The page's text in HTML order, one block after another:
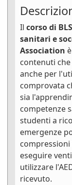
Il corso di
sanitari e
Association
contenuti che
anche per
comprovata
sia
competenze
studenti a
emergenze
eseguire
utilizzare
ricevuto.